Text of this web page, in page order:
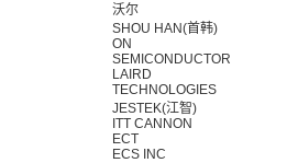
沃尔
SHOU HAN(首韩)
ON
SEMICONDUCTOR
LAIRD
TECHNOLOGIES
JESTEK(江智)
ITT CANNON
ECT
ECS INC